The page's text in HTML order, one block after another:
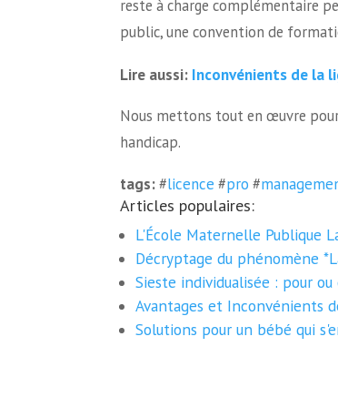
reste à charge complémentaire
public, une convention de
Lire aussi: Inconvénients de la
Nous mettons tout en œuvre
handicap.
tags:#licence #pro #
Articles populaires:
L'École Maternelle Publique
Décryptage du phénomène
Sieste individualisée : pour
Avantages et Inconvénients
Solutions pour un bébé qui